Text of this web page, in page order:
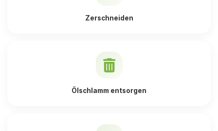
Zerschneiden
Ölschlamm entsorgen